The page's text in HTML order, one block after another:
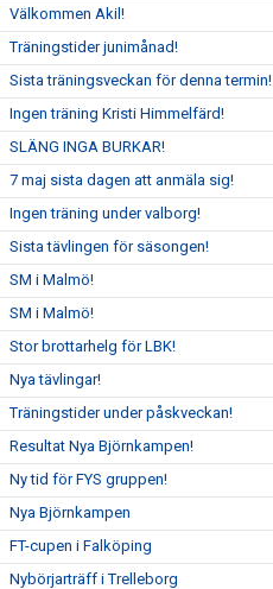
Välkommen Akil!
Träningstider junimånad!
Sista träningsveckan för denna termin!
Ingen träning Kristi Himmelfärd!
SLÄNG INGA BURKAR!
7 maj sista dagen att anmäla sig!
Ingen träning under valborg!
Sista tävlingen för säsongen!
SM i Malmö!
SM i Malmö!
Stor brottarhelg för LBK!
Nya tävlingar!
Träningstider under påskveckan!
Resultat Nya Björnkampen!
Ny tid för FYS gruppen!
Nya Björnkampen
FT-cupen i Falköping
Nybörjarträff i Trelleborg